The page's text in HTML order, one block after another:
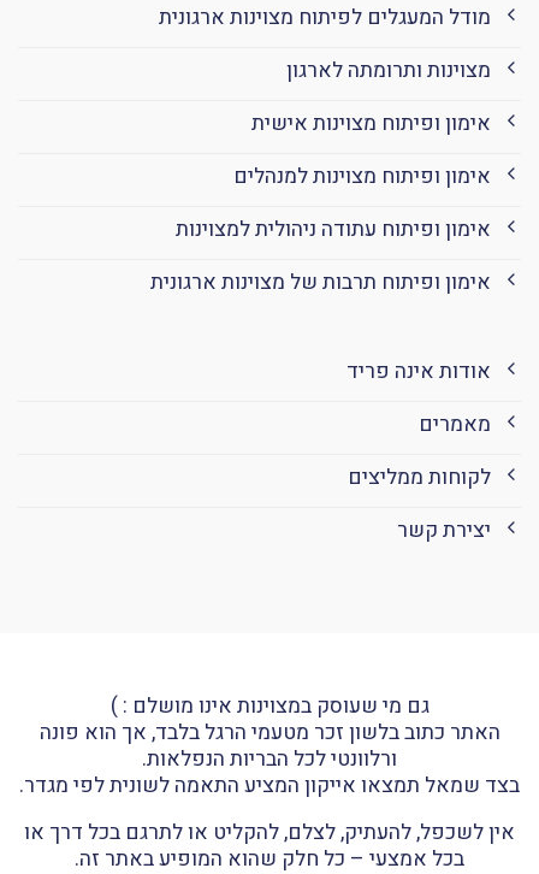
מודל המעגלים לפיתוח מצוינות ארגונית
מצוינות ותרומתה לארגון
אימון ופיתוח מצוינות אישית
אימון ופיתוח מצוינות למנהלים
אימון ופיתוח עתודה ניהולית למצוינות
אימון ופיתוח תרבות של מצוינות ארגונית
אודות אינה פריד
מאמרים
לקוחות ממליצים
יצירת קשר
גם מי שעוסק במצוינות אינו מושלם : )
האתר כתוב בלשון זכר מטעמי הרגל בלבד, אך הוא פונה
ורלוונטי לכל הבריות הנפלאות.
בצד שמאל תמצאו אייקון המציע התאמה לשונית לפי מגדר.
אין לשכפל, להעתיק, לצלם, להקליט או לתרגם בכל דרך או
בכל אמצעי – כל חלק שהוא המופיע באתר זה.